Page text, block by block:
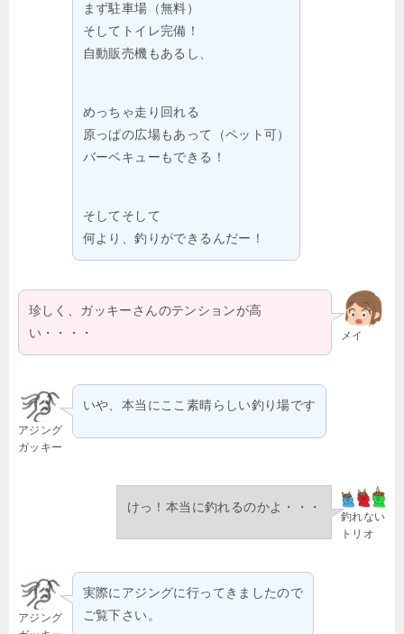
まず駐車場（無料）
そしてトイレ完備！
自動販売機もあるし、
めっちゃ走り回れる
原っぱの広場もあって（ペット可）
バーベキューもできる！
そしてそして
何より、釣りができるんだー！
メイ
珍しく、ガッキーさんのテンションが高
い・・・・
アジング
ガッキー
いや、本当にここ素晴らしい釣り場です
釣れない
トリオ
けっ！本当に釣れるのかよ・・・
アジング
実際にアジングに行ってきましたので
ご覧下さい。